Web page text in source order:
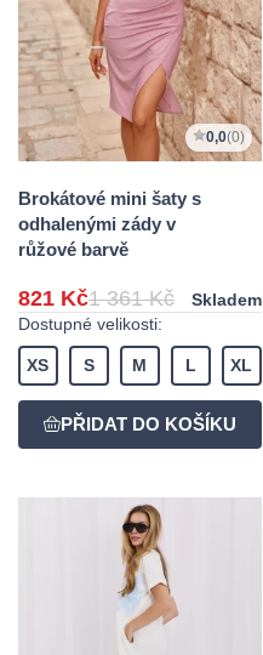
0,0(0)
Brokátové mini šaty s
odhalenými zády v
růžové barvě
821 Kč1 361 Kč
Skladem
Dostupné velikosti:
XS S M L XL